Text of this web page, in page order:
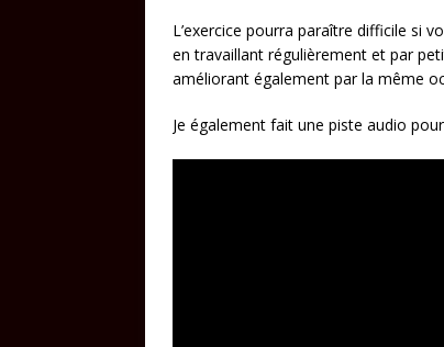
L’exercice pourra paraître difficile si
en travaillant régulièrement et par
améliorant également par la même
Je également fait une piste audio